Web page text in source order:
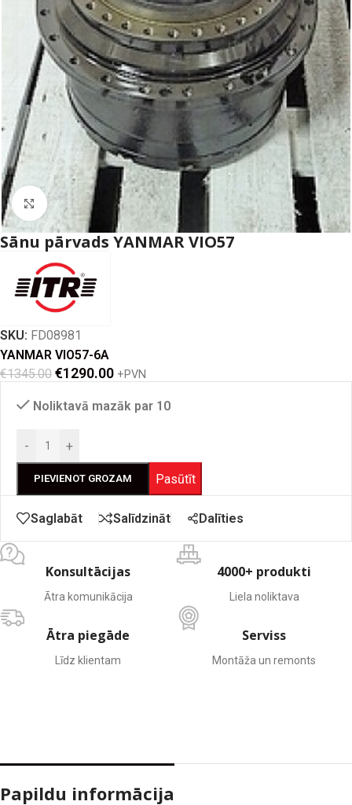
Click to enlarge
Sānu pārvads YANMAR VIO57
SKU: FD08981
YANMAR VIO57-6A
€1345.00 €1290.00 +PVN
Noliktavā mazāk par 10
- +
PIEVIENOT GROZAM Pasūtīt
Saglabāt Salīdzināt Dalīties
Konsultācijas
Ātra komunikācija
4000+ produkti
Liela noliktava
Ātra piegāde
Līdz klientam
Serviss
Montāža un remonts
Papildu informācija